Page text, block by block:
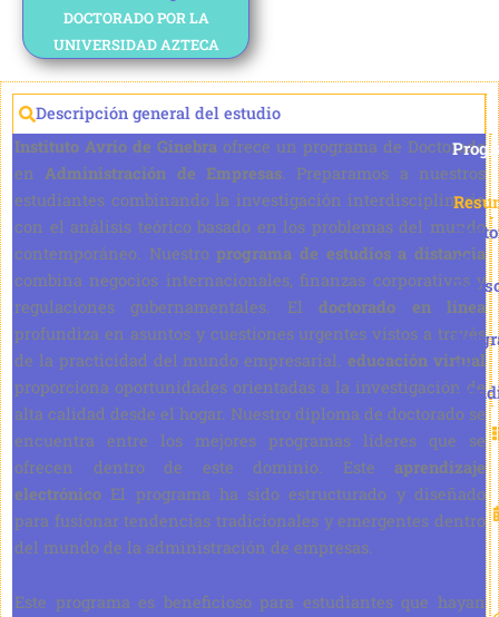
DOCTORADO POR LA
UNIVERSIDAD AZTECA
Descripción general del estudio
Instituto Avrio de Ginebra ofrece un programa de Doctorado
en Administración de Empresas. Preparamos a nuestros
estudiantes combinando la investigación interdisciplinaria
con el análisis teórico basado en los problemas del mundo
contemporáneo. Nuestroprograma de estudios a distancia
combina negocios internacionales, finanzas corporativas y
regulaciones gubernamentales. Eldoctorado en línea
profundiza en asuntos y cuestiones urgentes vistos a través
de la practicidad del mundo empresarial.educación virtual
proporciona oportunidades orientadas a la investigación de
alta calidad desde el hogar. Nuestro diploma de doctorado se
encuentra entre los mejores programas líderes que se
ofrecen dentro de este dominio. Este aprendizaje
electrónico El programa ha sido estructurado y diseñado
para fusionar tendencias tradicionales y emergentes dentro
del mundo de la administración de empresas.
Este programa es beneficioso para estudiantes que hayan
en
de